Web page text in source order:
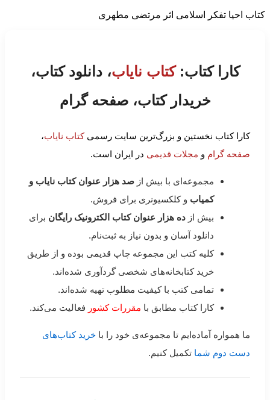
کتاب احیا تفکر اسلامی اثر مرتضی مطهری
کارا کتاب:کتاب نایاب، دانلود کتاب،
خریدار کتاب، صفحه گرام
کارا کتاب نخستین و بزرگ‌ترین سایت رسمیکتاب نایاب،
صفحه گرام و مجلات قدیمی در ایران است.
مجموعه‌ای با بیش از صد هزار عنوان کتاب نایاب و
کمیاب و کلکسیونری برای فروش.
بیش از ده هزار عنوان کتاب الکترونیک رایگان برای
دانلود آسان و بدون نیاز به ثبت‌نام.
کلیه کتب این مجموعه چاپ قدیمی بوده و از طریق
خرید کتابخانه‌های شخصی گردآوری شده‌اند.
تمامی کتب با کیفیت مطلوب تهیه شده‌اند.
کارا کتاب مطابق با مقررات کشور فعالیت می‌کند.
ما همواره آماده‌ایم تا مجموعه‌ی خود را با خرید کتاب‌های
دست دوم شما تکمیل کنیم.